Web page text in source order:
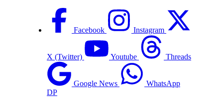
Facebook Instagram
X (Twitter) Youtube Threads
Google News
WhatsApp
DP